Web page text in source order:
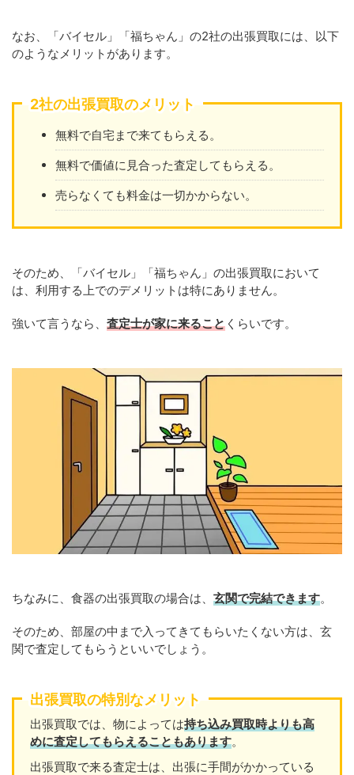
なお、「バイセル」「福ちゃん」の2社の出張買取には、以下
のようなメリットがあります。
2社の出張買取のメリット
無料で自宅まで来てもらえる。
無料で価値に見合った査定してもらえる。
売らなくても料金は一切かからない。
そのため、「バイセル」「福ちゃん」の出張買取において
は、利用する上でのデメリットは特にありません。
強いて言うなら、 査定士が家に来ること くらいです。
ちなみに、食器の出張買取の場合は、 玄関で完結できます。
そのため、部屋の中まで入ってきてもらいたくない方は、玄
関で査定してもらうといいでしょう。
出張買取の特別なメリット
出張買取では、物によっては持ち込み買取時よりも高
めに査定してもらえることもあります。
出張買取で来る査定士は、出張に手間がかかっている